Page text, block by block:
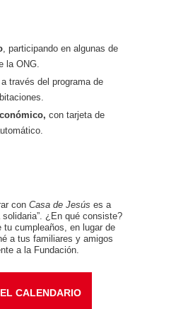
, participando en algunas de
la ONG.
, a través del programa de
con tarjeta de
con Casa de Jesús es a
¿En qué consiste?
cumpleaños, en lugar de
a tus familiares y amigos
a la Fundación.
CALENDARIO